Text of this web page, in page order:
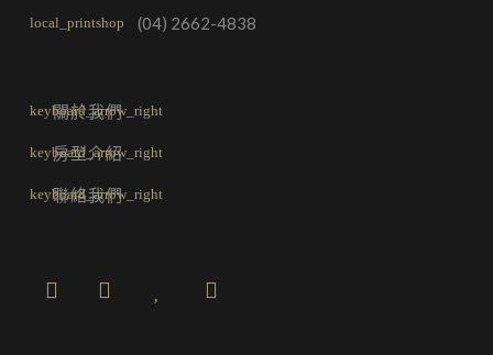
local_printshop (04) 2662-4838
關於我們
房型介紹
聯絡我們